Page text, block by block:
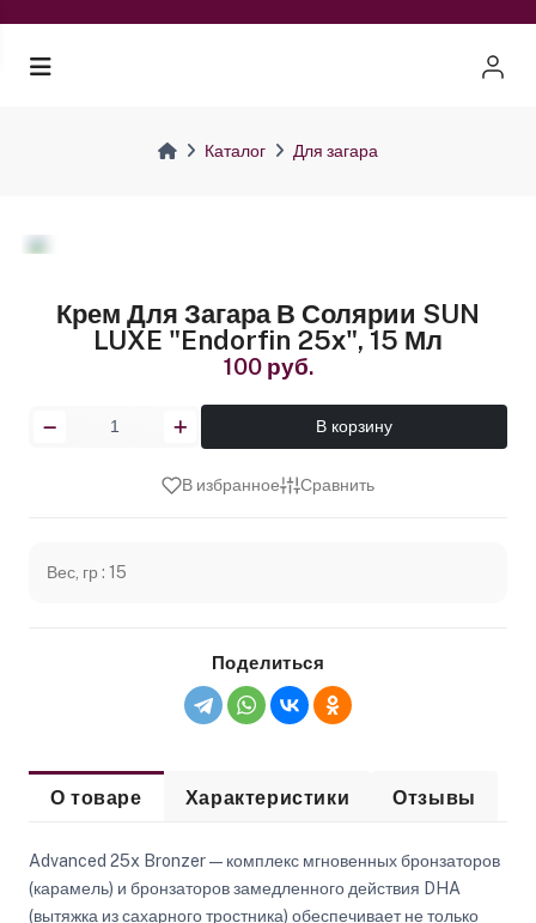
Каталог Для загара
Крем Для Загара В Солярии SUN
LUXE "Endorfin 25х", 15 Мл
100 руб.
В корзину
В избранное Сравнить
Вес, гр : 15
Поделиться
О товаре Характеристики Отзывы
Advanced 25x Bronzer — комплекс мгновенных бронзаторов
(карамель) и бронзаторов замедленного действия DHA
(вытяжка из сахарного тростника) обеспечивает не только